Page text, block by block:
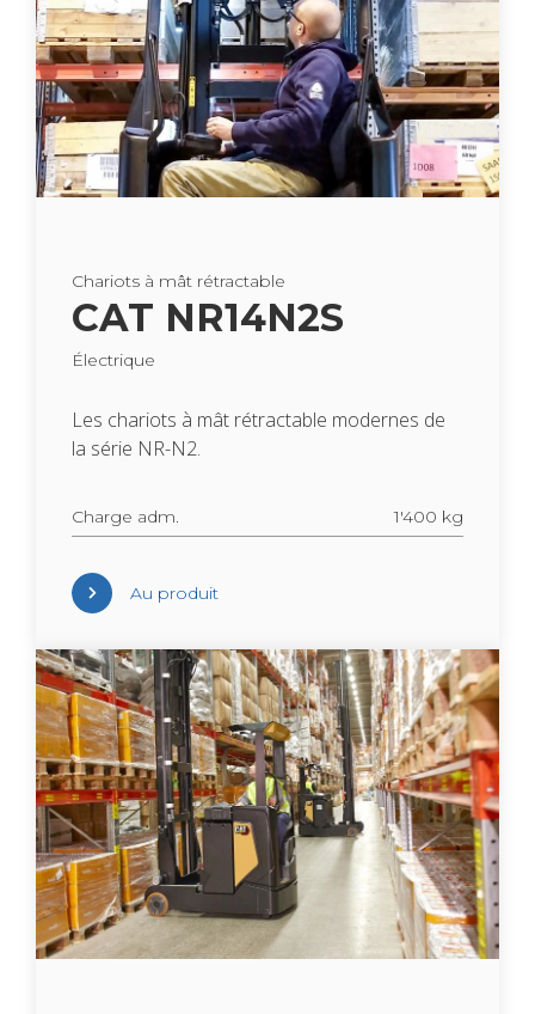
Cha­riots à mât rétrac­table
CAT NR14N2S
Élec­trique
Les cha­riots à mât rétrac­table modernes de
la série NR-N2.
Charge adm. 1'400 kg
Au pro­duit